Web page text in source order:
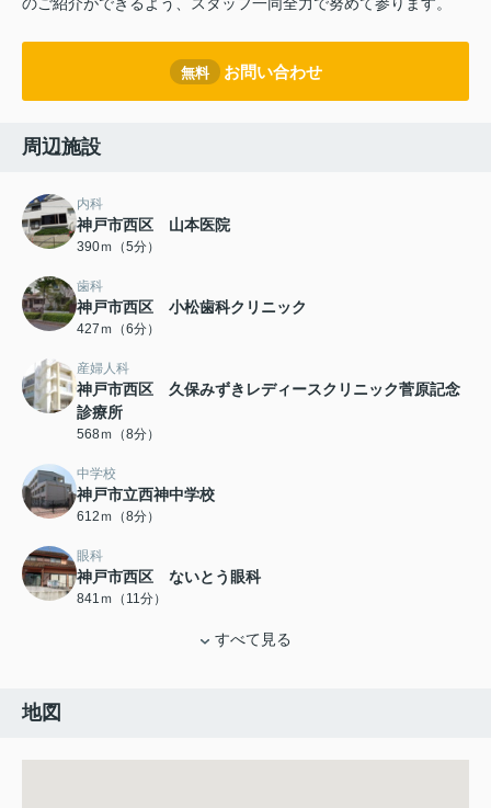
のご紹介ができるよう、スタッフ一同全力で努めて参ります。
無料 お問い合わせ
周辺施設
内科
神戸市西区 山本医院
390ｍ（5分）
歯科
神戸市西区 小松歯科クリニック
427ｍ（6分）
産婦人科
神戸市西区 久保みずきレディースクリニック菅原記念
診療所
568ｍ（8分）
中学校
神戸市立西神中学校
612ｍ（8分）
眼科
神戸市西区 ないとう眼科
841ｍ（11分）
すべて見る
地図